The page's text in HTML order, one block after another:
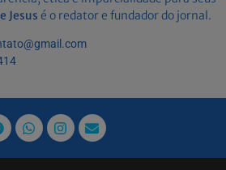
Jesus é o redator e fundador do jornal.